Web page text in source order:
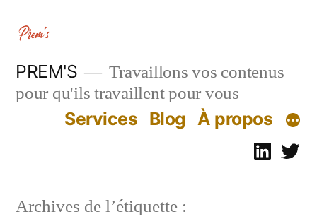
contenu
PREM'S
Travaillons vos contenus
pour qu'ils travaillent pour vous
Services Blog À propos
Archives de l’étiquette :